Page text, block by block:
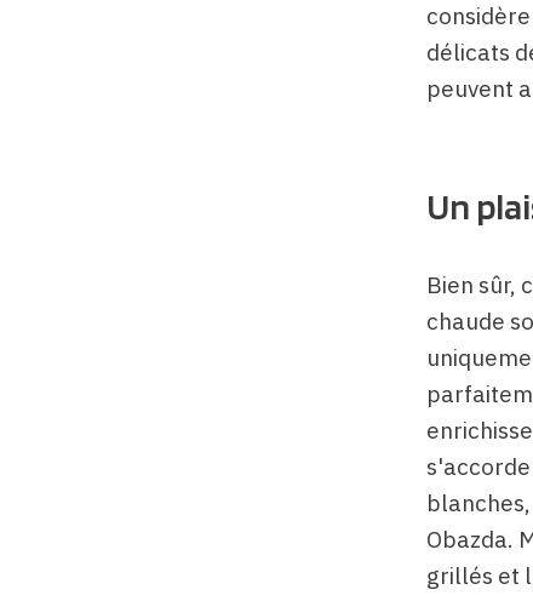
délicats
peuvent
Un
Bien sûr,
chaude
Obazda.
grillés et